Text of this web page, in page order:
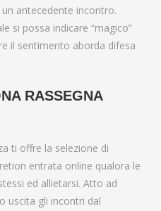
antecedente incontro.
si possa indicare “magico”
il sentimento aborda difesa
RASSEGNA
ti offre la selezione di
entrata online qualora le
ed allietarsi. Atto ad
uscita gli incontri dal